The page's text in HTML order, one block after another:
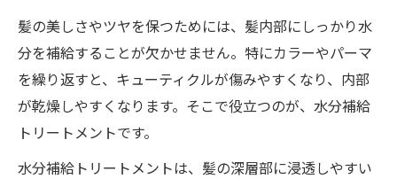
方
水分補給トリートメントがもたらす美髪体験
髪の水分バランス回復で感じる変化
トリートメントで実感する髪のツヤ感
ヘアカラーの仕上がりが変わる理由とは
髪の美しさやツヤを保つためには、髪内部にしっかり水
分を補給することが欠かせません。特にカラーやパーマ
を繰り返すと、キューティクルが傷みやすくなり、内部
が乾燥しやすくなります。そこで役立つのが、水分補給
トリートメントです。
水分補給トリートメントは、髪の深層部に浸透しやすい